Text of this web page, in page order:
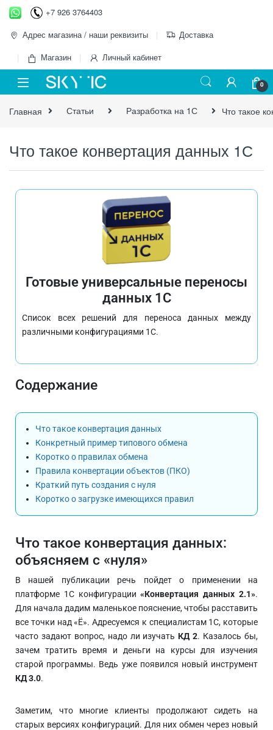
+7 926 3764403
Адрес магазина / наши реквизиты
Доставка
Магазин
Личный кабинет
0
Главная Статьи Разработка на 1С Что такое
Что такое конвертация данных 1С
Готовые универсальные переносы
данных 1С
Список всех решений для переноса данных между
различными конфигурациями 1С.
Содержание
Что такое конвертация данных
Конкретный пример типового обмена
Коротко о правилах обмена
Правила конвертации объектов (ПКО)
Краткий путь создания с нуля
Коротко о загрузке имеющихся правил
Что такое конвертация данных:
объясняем с «нуля»
В нашей публикации речь пойдет о применении на
платформе 1С конфигурации«Конвертация данных 2.1».
Для начала дадим маленькое пояснение, чтобы расставить
все точки над «Ё». Адресуемся к специалистам 1С, которые
часто задают вопрос, надо ли изучатьКД 2. Казалось бы,
зачем тратить время и деньги на курсы для изучения
старой программы. Ведь уже появился новый инструмент
КД 3.0.
Заметим, что многие клиенты продолжают сидеть на
старых версиях конфигураций. Для них обмен через новый